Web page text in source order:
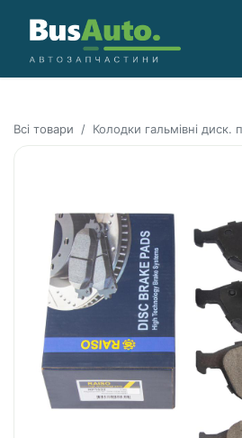
Всі товари Колодки гальмівні